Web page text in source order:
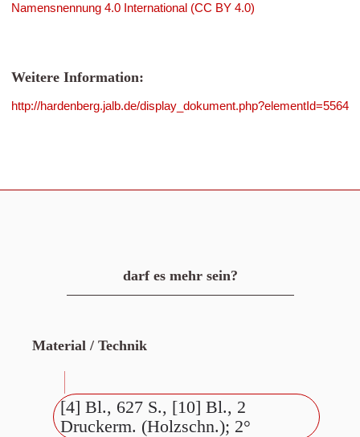
Namensnennung 4.0 International (CC BY 4.0)
Weitere Information:
http://hardenberg.jalb.de/display_dokument.php?elementId=5564
darf es mehr sein?
Material / Technik
[4] Bl., 627 S., [10] Bl., 2
Druckerm. (Holzschn.); 2°